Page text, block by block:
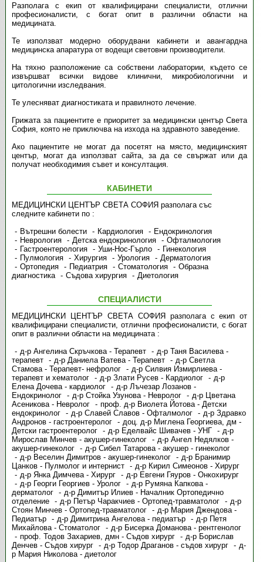
Разполага с екип от квалифицирани специалисти, отлични
професионалисти, с богат опит в различни области на
медицината.
Те използват модерно оборудвани кабинети и авангардна
медицинска апаратура от водещи световни производители.
На тяхно разположение са собствени лаборатории, където се
извършват всички видове клинични, микробиологични и
цитологични изследвания.
Те улесняват диагностиката и правилното лечение.
Грижата за пациентите е приоритет за медицински център Света
София, която не приключва на изхода на здравното заведение.
Ако пациентите не могат да посетят на място, медицинският
център, могат да използват сайта, за да се свържат или да
получат необходимия съвет и консултация.
КАБИНЕТИ
МЕДИЦИНСКИ ЦЕНТЪР СВЕТА СОФИЯ разполага със
следните кабинети по :
Вътрешни болести
Кардиология
Ендокринология
Неврология
Детска ендокринология
Офталмология
Гастроентерология
Уши-Нос-Гърло
Гинекология
Пулмология
Хирургия Урология
Дерматология
Ортопедия
Педиатрия Стоматология
Образна
диагностика
Съдова хирургия Диетология
СПЕЦИАЛИСТИ
МЕДИЦИНСКИ ЦЕНТЪР СВЕТА СОФИЯ разполага с екип от
квалифицирани специалисти, отлични професионалисти, с богат
опит в различни области на медицината :
д-р Ангелина Скръчкова - Терапевт
д-р Таня Василева -
терапевт
д-р Даниела Ватева - Терапевт
д-р Светла
Стамова - Терапевт- нефролог
д-р Силвия Измирлиева -
терапевт и хематолог
д-р Злати Русев - Кардиолог
д-р
Елена Дочева - кардиолог
д-р Лъчезар Лозанов -
Ендокринолог
д-р Стойка Узунова - Невролог
д-р Цветана
Асеникова - Невролог
проф. д-р Виолета Йотова - Детски
ендокринолог
д-р Славей Славов - Офталмолог
д-р Здравко
Андронов - гастроентеролог
доц. д-р Миглена Георгиева, дм -
Детски гастроентеролог
д-р Еделвайс Шивачев - УНГ
д-р
Мирослав Минчев - акушер-гинеколог
д-р Ангел Недялков -
акушер-гинеколог
д-р Сибел Татарова - акушер - гинеколог
д-р Веселин Димитров - акушер-гинеколог
д-р Бранимир
Цанков - Пулмолог и интернист
д-р Кирил Симеонов - Хирург
д-р Янка Димчева - Хирург
д-р Евгени Гяуров - Онкохирург
д-р Георги Георгиев - Уролог
д-р Румяна Капкова -
дерматолог
д-р Димитър Илиев - Началник Ортопедично
отделение
д-р Петър Чаракчиев - Ортопед-травматолог
д-р
Стоян Минчев - Ортопед-травматолог
д-р Мария Джендова -
Педиатър
д-р Димитрина Ангелова - педиатър
д-р Петя
Михайлова - Стоматолог
д-р Бисерка Доманова - рентгенолог
проф. Тодов Захариев, дмн - Съдов хирург
д-р Борислав
Денчев - Съдов хирург
д-р Тодор Драганов - съдов хирург
д-
р Мария Николова - диетолог